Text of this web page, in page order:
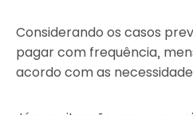
Considerando os casos
pagar com frequência,
acordo com as